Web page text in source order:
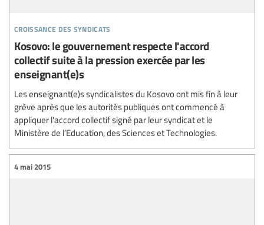
croissance des syndicats
Kosovo: le gouvernement respecte l'accord
collectif suite à la pression exercée par les
enseignant(e)s
Les enseignant(e)s syndicalistes du Kosovo ont mis fin à leur
grève après que les autorités publiques ont commencé à
appliquer l'accord collectif signé par leur syndicat et le
Ministère de l’Education, des Sciences et Technologies.
4 mai 2015